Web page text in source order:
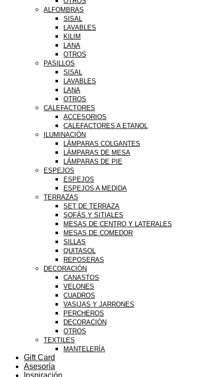
ALFOMBRAS
SISAL
LAVABLES
KILIM
LANA
OTROS
PASILLOS
SISAL
LAVABLES
LANA
OTROS
CALEFACTORES
ACCESORIOS
CALEFACTORES A ETANOL
ILUMINACIÓN
LÁMPARAS COLGANTES
LÁMPARAS DE MESA
LÁMPARAS DE PIE
ESPEJOS
ESPEJOS
ESPEJOS A MEDIDA
TERRAZAS
SET DE TERRAZA
SOFÁS Y SITIALES
MESAS DE CENTRO Y LATERALES
MESAS DE COMEDOR
SILLAS
QUITASOL
REPOSERAS
DECORACIÓN
CANASTOS
VELONES
CUADROS
VASIJAS Y JARRONES
PERCHEROS
DECORACIÓN
OTROS
TEXTILES
MANTELERÍA
Gift Card
Asesoría